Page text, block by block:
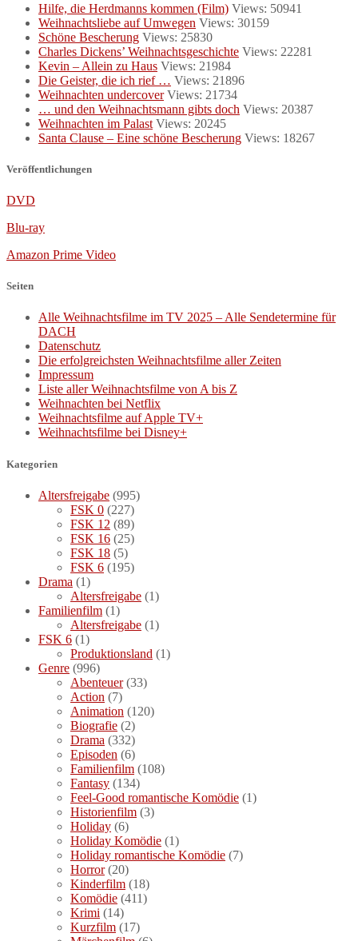
Hilfe, die Herdmanns kommen (Film) Views: 50941
Weihnachtsliebe auf Umwegen Views: 30159
Schöne Bescherung Views: 25830
Charles Dickens’ Weihnachtsgeschichte Views: 22281
Kevin – Allein zu Haus Views: 21984
Die Geister, die ich rief … Views: 21896
Weihnachten undercover Views: 21734
… und den Weihnachtsmann gibts doch Views: 20387
Weihnachten im Palast Views: 20245
Santa Clause – Eine schöne Bescherung Views: 18267
Veröffentlichungen
DVD
Blu-ray
Amazon Prime Video
Seiten
Alle Weihnachtsfilme im TV 2025 – Alle Sendetermine für
DACH
Datenschutz
Die erfolgreichsten Weihnachtsfilme aller Zeiten
Impressum
Liste aller Weihnachtsfilme von A bis Z
Weihnachten bei Netflix
Weihnachtsfilme auf Apple TV+
Weihnachtsfilme bei Disney+
Kategorien
Altersfreigabe (995)
FSK 0 (227)
FSK 12 (89)
FSK 16 (25)
FSK 18 (5)
FSK 6 (195)
Drama (1)
Altersfreigabe (1)
Familienfilm (1)
Altersfreigabe (1)
FSK 6 (1)
Produktionsland (1)
Genre (996)
Abenteuer(33)
Action (7)
Animation (120)
Biografie (2)
Drama (332)
Episoden (6)
Familienfilm (108)
Fantasy (134)
Feel-Good romantische Komödie (1)
Historienfilm (3)
Holiday (6)
Holiday Komödie (1)
Holiday romantische Komödie (7)
Horror(20)
Kinderfilm (18)
Komödie (411)
Krimi (14)
Kurzfilm (17)